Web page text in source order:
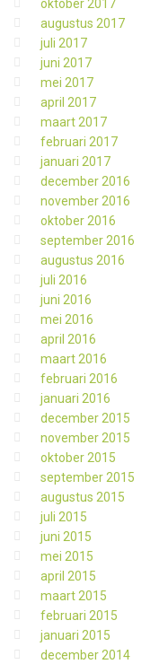
oktober 2017
augustus 2017
juli 2017
juni 2017
mei 2017
april 2017
maart 2017
februari 2017
januari 2017
december 2016
november 2016
oktober 2016
september 2016
augustus 2016
juli 2016
juni 2016
mei 2016
april 2016
maart 2016
februari 2016
januari 2016
december 2015
november 2015
oktober 2015
september 2015
augustus 2015
juli 2015
juni 2015
mei 2015
april 2015
maart 2015
februari 2015
januari 2015
december 2014